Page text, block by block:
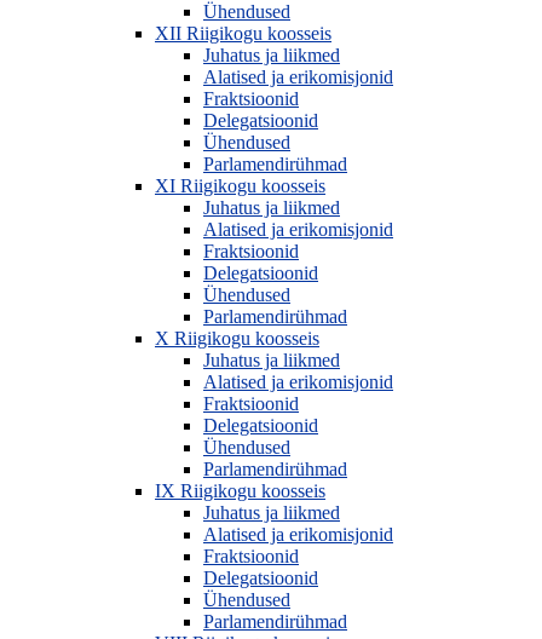
Ühendused
XII Riigikogu koosseis
Juhatus ja liikmed
Alatised ja erikomisjonid
Fraktsioonid
Delegatsioonid
Ühendused
Parlamendirühmad
XI Riigikogu koosseis
Juhatus ja liikmed
Alatised ja erikomisjonid
Fraktsioonid
Delegatsioonid
Ühendused
Parlamendirühmad
X Riigikogu koosseis
Juhatus ja liikmed
Alatised ja erikomisjonid
Fraktsioonid
Delegatsioonid
Ühendused
Parlamendirühmad
IX Riigikogu koosseis
Juhatus ja liikmed
Alatised ja erikomisjonid
Fraktsioonid
Delegatsioonid
Ühendused
Parlamendirühmad